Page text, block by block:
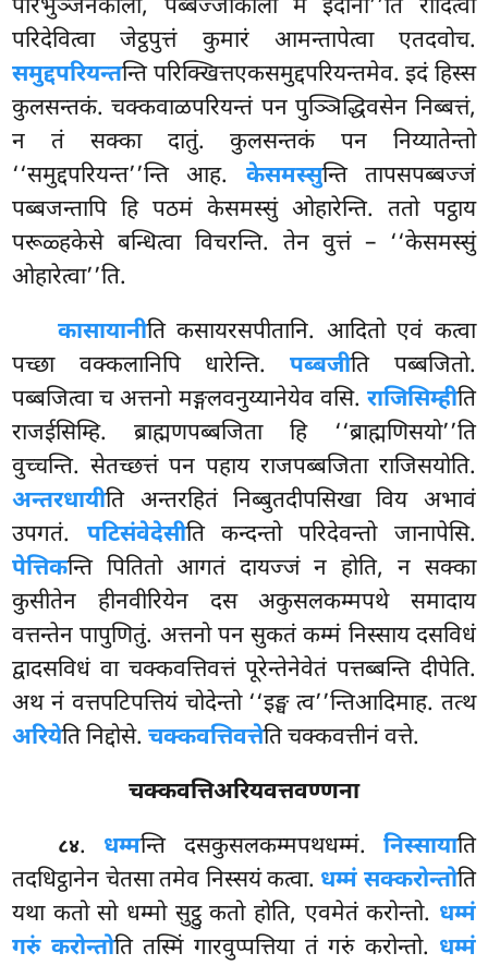
परिभुञ्जनकालो, पब्बज्जाकालो मेइदानी’’ति रोदित्वा
परिदेवित्वा जेट्ठपुत्तं कुमारं आमन्तापेत्वा एतदवोच.
समुद्दपरियन्तन्ति परिक्खित्तएकसमुद्दपरियन्तमेव. इदं हिस्स
कुलसन्तकं. चक्कवाळपरियन्तं पन पुञ्ञिद्धिवसेन निब्बत्तं,
न तं सक्का दातुं. कुलसन्तकं पन निय्यातेन्तो
‘‘समुद्दपरियन्त’’न्ति आह. केसमस्सुन्ति तापसपब्बज्जं
पब्बजन्तापि हि पठमं केसमस्सुं ओहारेन्ति. ततो पट्ठाय
परूळ्हकेसे बन्धित्वा विचरन्ति. तेन वुत्तं – ‘‘केसमस्सुं
ओहारेत्वा’’ति.
कासायानीति कसायरसपीतानि. आदितो एवं कत्वा
पच्छा वक्कलानिपि धारेन्ति.पब्बजीति पब्बजितो.
पब्बजित्वा च अत्तनो मङ्गलवनुय्यानेयेव वसि. राजिसिम्हीति
राजईसिम्हि. ब्राह्मणपब्बजिता हि ‘‘ब्राह्मणिसयो’’ति
वुच्चन्ति. सेतच्छत्तं पन पहाय राजपब्बजिता राजिसयोति.
अन्तरधायीति अन्तरहितं निब्बुतदीपसिखा विय अभावं
उपगतं. पटिसंवेदेसीति कन्दन्तो परिदेवन्तो जानापेसि.
पेत्तिकन्ति पितितो आगतं दायज्जं न होति, न सक्का
कुसीतेन हीनवीरियेन दस अकुसलकम्मपथे समादाय
वत्तन्तेन पापुणितुं. अत्तनो पन सुकतं कम्मं निस्साय दसविधं
द्वादसविधं वा चक्कवत्तिवत्तं पूरेन्तेनेवेतं पत्तब्बन्ति दीपेति.
अथ नं वत्तपटिपत्तियं चोदेन्तो ‘‘इङ्घ त्व’’न्तिआदिमाह. तत्थ
अरियेति निद्दोसे.चक्कवत्तिवत्तेति चक्कवत्तीनं वत्ते.
चक्कवत्तिअरियवत्तवण्णना
८४. धम्मन्ति दसकुसलकम्मपथधम्मं. निस्सायाति
तदधिट्ठानेन चेतसा तमेव निस्सयं कत्वा. धम्मं सक्करोन्तोति
यथा कतो सो धम्मो सुट्ठु कतो होति, एवमेतं करोन्तो. धम्मं
गरुं करोन्तोति तस्मिं गारवुप्पत्तिया तं गरुं करोन्तो. धम्मं